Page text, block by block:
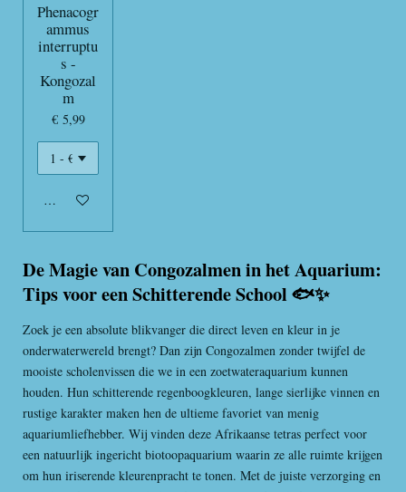
Phenacogr
ammus
interruptu
s -
Kongozal
m
€ 5,99
In winkelwagen
De Magie van Congozalmen in het Aquarium:
Tips voor een Schitterende School 🐟✨
Zoek je een absolute blikvanger die direct leven en kleur in je
onderwaterwereld brengt? Dan zijn Congozalmen zonder twijfel de
mooiste scholenvissen die we in een zoetwateraquarium kunnen
houden. Hun schitterende regenboogkleuren, lange sierlijke vinnen en
rustige karakter maken hen de ultieme favoriet van menig
aquariumliefhebber. Wij vinden deze Afrikaanse tetras perfect voor
een natuurlijk ingericht biotoopaquarium waarin ze alle ruimte krijgen
om hun iriserende kleurenpracht te tonen. Met de juiste verzorging en